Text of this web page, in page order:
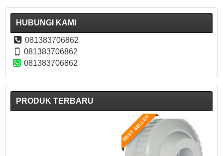
HUBUNGI KAMI
081383706862
081383706862
081383706862
PRODUK TERBARU